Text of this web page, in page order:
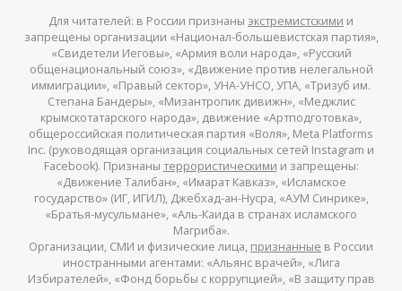
Для читателей: в России признаны экстремистскими и
запрещены организации «Национал-большевистская партия»,
«Свидетели Иеговы», «Армия воли народа», «Русский
общенациональный союз», «Движение против нелегальной
иммиграции», «Правый сектор», УНА-УНСО, УПА, «Тризуб им.
Степана Бандеры», «Мизантропик дивижн», «Меджлис
крымскотатарского народа», движение «Артподготовка»,
общероссийская политическая партия «Воля», Meta Platforms
Inc. (руководящая организация социальных сетей Instagram и
Facebook). Признаны террористическими и запрещены:
«Движение Талибан», «Имарат Кавказ», «Исламское
государство» (ИГ, ИГИЛ), Джебхад-ан-Нусра, «АУМ Синрике»,
«Братья-мусульмане», «Аль-Каида в странах исламского
Магриба».
Организации, СМИ и физические лица, признанные в России
иностранными агентами: «Альянс врачей», «Лига
Избирателей», «Фонд борьбы с коррупцией», «В защиту прав